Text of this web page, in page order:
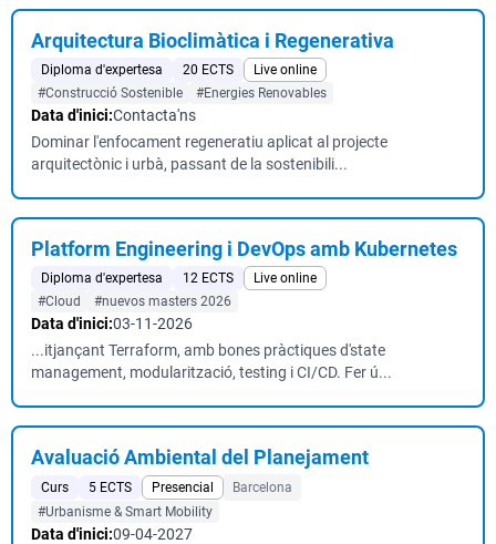
Arquitectura Bioclimàtica i Regenerativa
Diploma d'expertesa 20 ECTS
Live online
#Construcció Sostenible
#Energies Renovables
Data d'inici:Contacta'ns
Dominar l'enfocament regeneratiu aplicat al projecte
arquitectònic i urbà, passant de la sostenibili...
Platform Engineering i DevOps amb Kubernetes
Diploma d'expertesa 12 ECTS
Live online
#Cloud
#nuevos masters 2026
Data d'inici:03-11-2026
...itjançant Terraform, amb bones pràctiques d'state
management, modularització, testing i CI/CD. Fer ú...
Avaluació Ambiental del Planejament
Curs 5 ECTS Presencial
Barcelona
#Urbanisme & Smart Mobility
Data d'inici:09-04-2027